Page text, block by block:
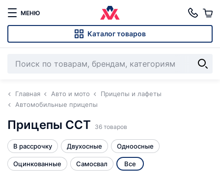
МЕНЮ
Каталог товаров
Главная Авто и мото
Прицепы и лафеты
Автомобильные прицепы
Прицепы ССТ 36 товаров
В рассрочку Двухосные Одноосные
Оцинкованные Самосвал Все